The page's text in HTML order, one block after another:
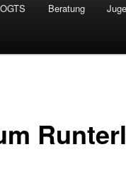
OGTS Beratung